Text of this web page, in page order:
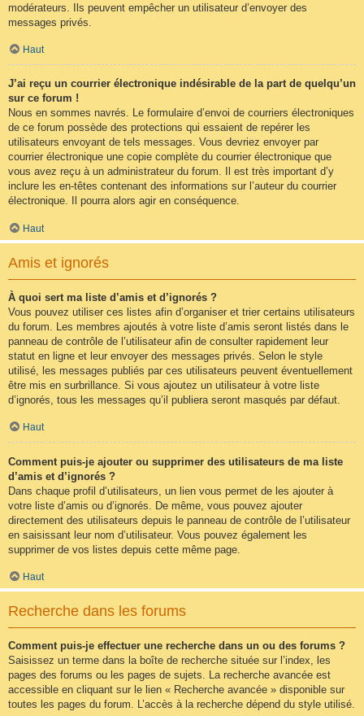
modérateurs. Ils peuvent empêcher un utilisateur d’envoyer des
messages privés.
Haut
J’ai reçu un courrier électronique indésirable de la part de quelqu’un
sur ce forum !
Nous en sommes navrés. Le formulaire d’envoi de courriers électroniques
de ce forum possède des protections qui essaient de repérer les
utilisateurs envoyant de tels messages. Vous devriez envoyer par
courrier électronique une copie complète du courrier électronique que
vous avez reçu à un administrateur du forum. Il est très important d’y
inclure les en-têtes contenant des informations sur l’auteur du courrier
électronique. Il pourra alors agir en conséquence.
Haut
Amis et ignorés
À quoi sert ma liste d’amis et d’ignorés ?
Vous pouvez utiliser ces listes afin d’organiser et trier certains utilisateurs
du forum. Les membres ajoutés à votre liste d’amis seront listés dans le
panneau de contrôle de l’utilisateur afin de consulter rapidement leur
statut en ligne et leur envoyer des messages privés. Selon le style
utilisé, les messages publiés par ces utilisateurs peuvent éventuellement
être mis en surbrillance. Si vous ajoutez un utilisateur à votre liste
d’ignorés, tous les messages qu’il publiera seront masqués par défaut.
Haut
Comment puis-je ajouter ou supprimer des utilisateurs de ma liste
d’amis et d’ignorés ?
Dans chaque profil d’utilisateurs, un lien vous permet de les ajouter à
votre liste d’amis ou d’ignorés. De même, vous pouvez ajouter
directement des utilisateurs depuis le panneau de contrôle de l’utilisateur
en saisissant leur nom d’utilisateur. Vous pouvez également les
supprimer de vos listes depuis cette même page.
Haut
Recherche dans les forums
Comment puis-je effectuer une recherche dans un ou des forums ?
Saisissez un terme dans la boîte de recherche située sur l’index, les
pages des forums ou les pages de sujets. La recherche avancée est
accessible en cliquant sur le lien « Recherche avancée » disponible sur
toutes les pages du forum. L’accès à la recherche dépend du style utilisé.